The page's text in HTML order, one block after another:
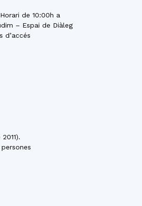
de 10:00h a
– Espai de Diàleg
d’accés